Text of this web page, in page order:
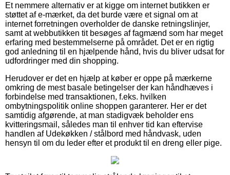
Et nemmere alternativ er at kigge om internet butikken er
støttet af e-mærket, da det burde være et signal om at
internet forretningen overholder de danske retningslinjer,
samt at webbutikken tit besøges af fagmænd som har meget
erfaring med bestemmelserne på området. Det er en rigtig
god anledning til en hjælpende hånd, hvis du bliver udsat for
udfordringer med din shopping.
Herudover er det en hjælp at køber er oppe på mærkerne
omkring de mest basale betingelser der kan håndhæves i
forbindelse med transaktionen, f.eks. hvilken
ombytningspolitik online shoppen garanterer. Her er det
samtidig afgørende, at man stadigvæk beholder ens
kvitteringsmail, således man til enhver tid kan eftervise
handlen af Udekøkken / stålbord med håndvask, uden
hensyn til om du leder efter et produkt til en dreng eller pige.